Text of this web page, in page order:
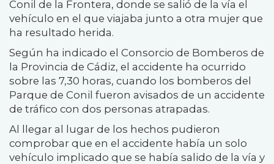
Conil de la Frontera, donde se salió de la vía el
vehículo en el que viajaba junto a otra mujer que
ha resultado herida.
Según ha indicado el Consorcio de Bomberos de
la Provincia de Cádiz, el accidente ha ocurrido
sobre las 7,30 horas, cuando los bomberos del
Parque de Conil fueron avisados de un accidente
de tráfico con dos personas atrapadas.
Al llegar al lugar de los hechos pudieron
comprobar que en el accidente había un solo
vehículo implicado que se había salido de la vía y